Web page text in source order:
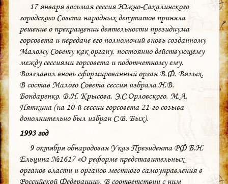
17 января восьмая сессия Южно-Сахалинского
городского Совета народных депутатов приняла
решение о прекращении деятельности президиума
горсовета и передаче его полномочий вновь созданному
Малому Совету как органу, постоянно действующему
между сессиями горсовета и подотчетному ему.
Возглавил вновь сформированный орган В.Ф. Вялых.
В состав Малого Совета сессия избрала Н.В.
Бондаренко, В.Н. Крысова, Э.С.Орловского, М.А.
Пяткина (на 10-й сессии горсовета 21-го созыва
дополнительно был избран С.В. Бых).
1993 год
9 октября обнародован Указ Президента РФ Б.Н.
Ельцина №1617 «О реформе представительных
органов власти и органов местного самоуправления в
Российской Федерации». В соответствии с ним